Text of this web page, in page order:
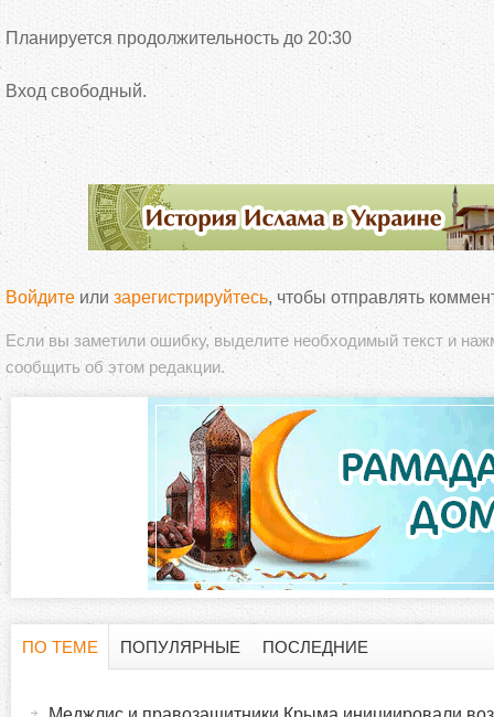
Планируется продолжительность до 20:30
Вход свободный.
Войдите или зарегистрируйтесь, чтобы отправлять
Если вы заметили ошибку, выделите необходимый текст и
сообщить об этом редакции.
ПО ТЕМЕ
ПОПУЛЯРНЫЕ ПОСЛЕДНИЕ